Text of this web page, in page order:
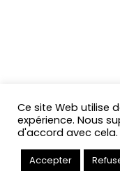
Ce site Web utilise
expérience. Nous
d'accord avec cela.
Accepter